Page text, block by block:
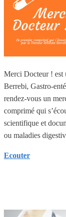
Merci Docteur ! est
Berrebi, Gastro-
rendez-vous un
comprimé qui
scientifique et
ou maladies
Ecouter